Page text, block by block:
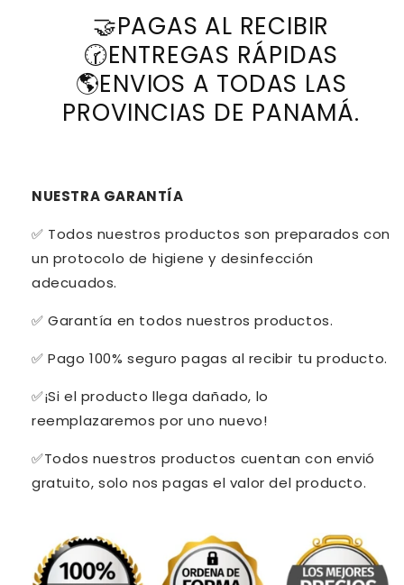
🤝PAGAS AL RECIBIR
🕝ENTREGAS RÁPIDAS
🌎ENVIOS A TODAS LAS
PROVINCIAS DE PANAMÁ.
NUESTRA GARANTÍA
✅ Todos nuestros productos son preparados con
un protocolo de higiene y desinfección
adecuados.
✅ Garantía en todos nuestros productos.
✅ Pago 100% seguro pagas al recibir tu producto.
✅¡Si el producto llega dañado, lo
reemplazaremos por uno nuevo!
✅Todos nuestros productos cuentan con envió
gratuito, solo nos pagas el valor del producto.